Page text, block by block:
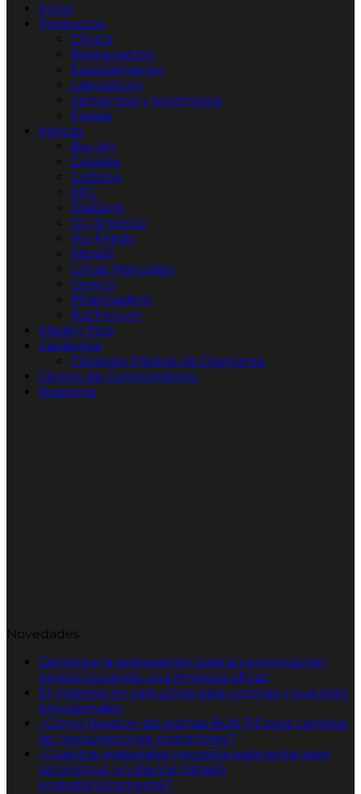
Inicio
Productos
Clínica
Restauración
Equipamiento
Laboratorio
Cementos y Ionómeros
Fresas
Marcas
Bio-Art
Colgate
Coltene
DFL
DiaDent
GC América
Hu-Friedy
Morelli
Limas Manuales
Ormco
Pharmadent
Ruthinium
Maden Plus
Catálogos
Catálogo Piedras de Diamante
Centro de Conocimiento
Nosotros
Novedades
Optimice la preparación para la cementación,
proporcionando una limpieza eficaz
El material en cartuchos para coronas y puentes
provisionales
¿Cómo llegaron las resinas Bulk Fill para cambiar
las restauraciones posteriores?
¿Cuántos materiales necesita realmente para
reconstruir un diente tratado
endodónticamente?